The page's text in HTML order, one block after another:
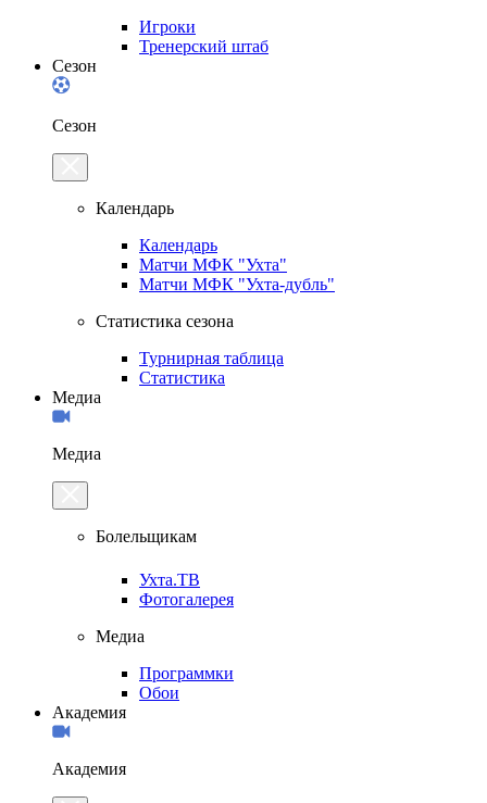
Игроки
Тренерский штаб
Сезон
Сезон
Календарь
Календарь
Матчи МФК "Ухта"
Матчи МФК "Ухта-дубль"
Статистика сезона
Турнирная таблица
Статистика
Медиа
Медиа
Болельщикам
Ухта.ТВ
Фотогалерея
Медиа
Программки
Обои
Академия
Академия